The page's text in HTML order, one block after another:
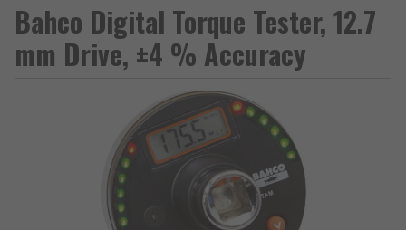
Bahco Digital Torque Tester, 12.7
mm Drive, ±4 % Accuracy